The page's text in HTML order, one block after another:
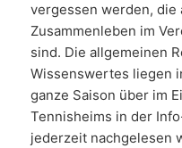
vergessen werden, die
Zusammenleben im
sind. Die allgemeinen
Wissenswertes liegen
ganze Saison über im
Tennisheims in der
jederzeit nachgelesen